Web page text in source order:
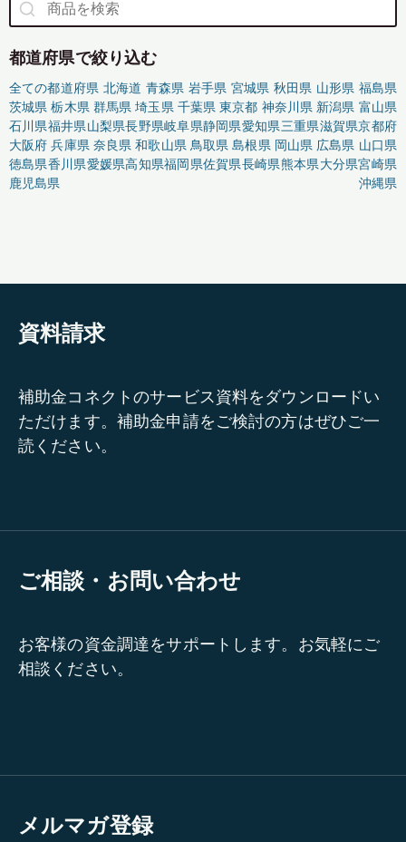
都道府県で絞り込む
全ての都道府県 北海道 青森県 岩手県 宮城県 秋田県 山形県 福島県
茨城県 栃木県 群馬県 埼玉県 千葉県 東京都 神奈川県 新潟県 富山県
石川県福井県山梨県長野県岐阜県静岡県愛知県三重県滋賀県京都府
大阪府 兵庫県 奈良県 和歌山県 鳥取県 島根県 岡山県 広島県 山口県
徳島県香川県愛媛県高知県福岡県佐賀県長崎県熊本県大分県宮崎県
鹿児島県
沖縄県
資料請求
補助金コネクトのサービス資料をダウンロードい
ただけます。補助金申請をご検討の方はぜひご一
読ください。
ご相談・お問い合わせ
お客様の資金調達をサポートします。お気軽にご
相談ください。
メルマガ登録